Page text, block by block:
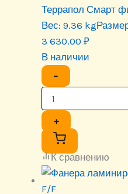
Террапол Смарт
Вес: 9.36 kg
3 630.00 ₽
В наличии
−
+
К сравнению